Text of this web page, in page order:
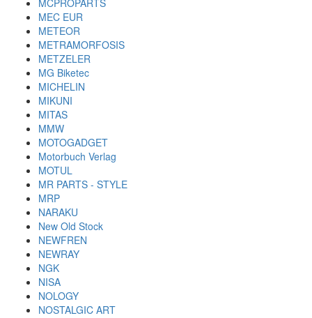
MCPROPARTS
MEC EUR
METEOR
METRAMORFOSIS
METZELER
MG Biketec
MICHELIN
MIKUNI
MITAS
MMW
MOTOGADGET
Motorbuch Verlag
MOTUL
MR PARTS - STYLE
MRP
NARAKU
New Old Stock
NEWFREN
NEWRAY
NGK
NISA
NOLOGY
NOSTALGIC ART